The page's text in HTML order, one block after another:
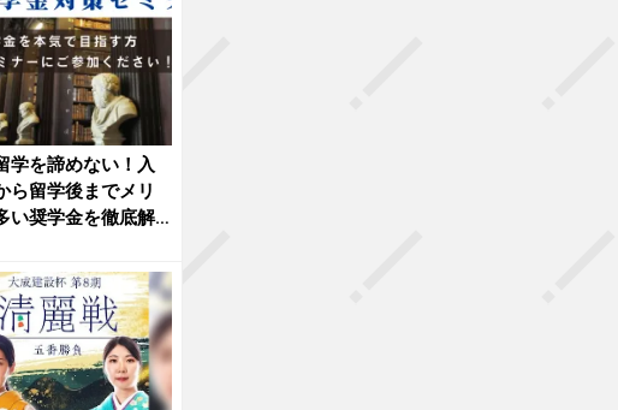
学を諦めない！入
ら留学後までメリ
い奨学金を徹底解